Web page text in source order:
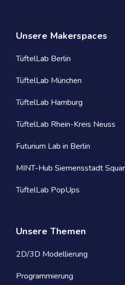
Unsere Makerspaces
TüftelLab Berlin
TüftelLab München
TüftelLab Hamburg
TüftelLab Rhein-Kreis Neuss
Futurium Lab in Berlin
MINT-Hub Siemensstadt
TüftelLab PopUps
Unsere Themen
2D/3D Modellierung
Programmierung